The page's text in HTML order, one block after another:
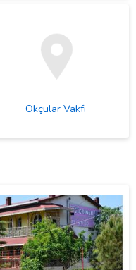
Okçular Vakfı